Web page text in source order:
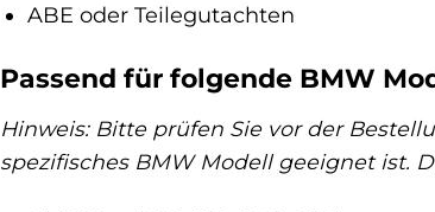
ABE oder Teilegutachten
Passend für folgende BMW
Hinweis: Bitte prüfen Sie vor der
spezifisches BMW Modell geeignet ist.